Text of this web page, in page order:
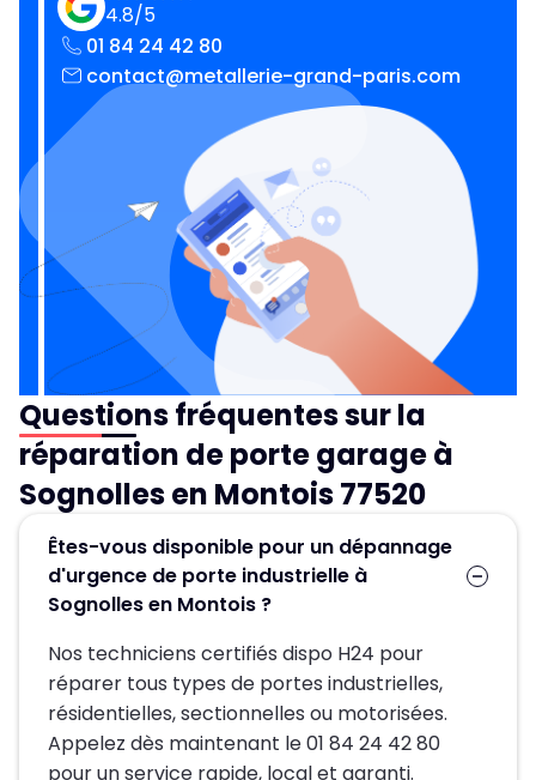
4.8/5
01 84 24 42 80
contact@metallerie-grand-paris.com
Questions fréquentes sur la
réparation de porte garage à
Sognolles en Montois 77520
Êtes-vous disponible pour un dépannage
d'urgence de porte industrielle à
Sognolles en Montois ?
Nos techniciens certifiés dispo H24 pour
réparer tous types de portes industrielles,
résidentielles, sectionnelles ou motorisées.
Appelez dès maintenant le 01 84 24 42 80
pour un service rapide, local et garanti.